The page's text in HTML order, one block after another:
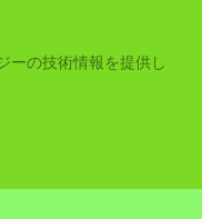
ーの技術情報を提供し